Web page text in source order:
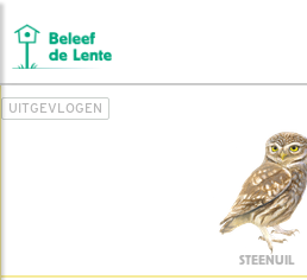
UITGEVLOGEN
STEENUIL